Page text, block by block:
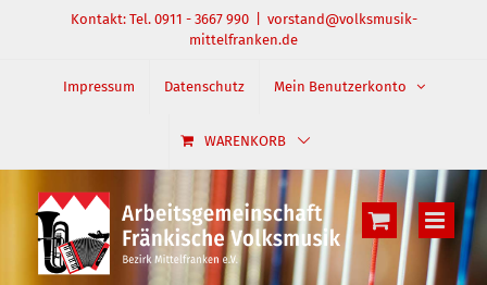
springen
Kontakt: Tel. 0911 - 3667 990
vorstand@volksmusik-
mittelfranken.de
Impressum Datenschutz Mein Benutzerkonto
WARENKORB